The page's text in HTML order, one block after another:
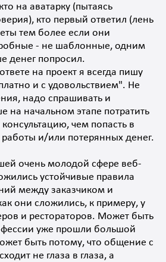
на аватарку (пытаясь
кто первый ответил (лень
тем более если они
- не шаблонные, одним
денег попросил.
на проект я всегда пишу
и с удовольствием". Не
надо спрашивать и
на начальном этапе потратить
чем попасть в
работы и/или потерянных денег.
очень молодой сфере веб-
устойчивые правила
между заказчиком и
они сложились, к примеру, у
и рестораторов. Может быть
уже прошли большой
быть потому, что общение с
не глаза в глаза, а